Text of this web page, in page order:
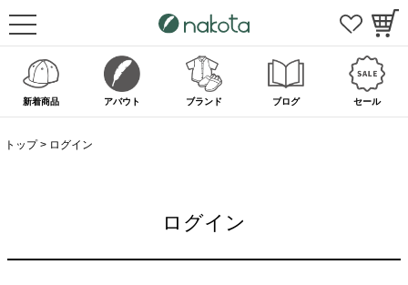
新着商品 アバウト ブランド ブログ セール
トップ ログイン
ログイン